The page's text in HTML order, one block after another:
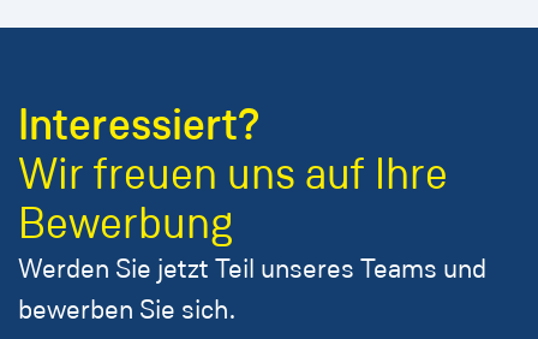
Interessiert?
Wir freuen uns auf Ihre
Bewerbung
Werden Sie jetzt Teil unseres Teams und
bewerben Sie sich.